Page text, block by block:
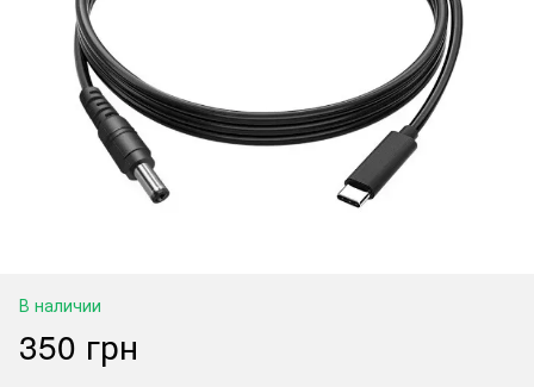
В наличии
350 грн